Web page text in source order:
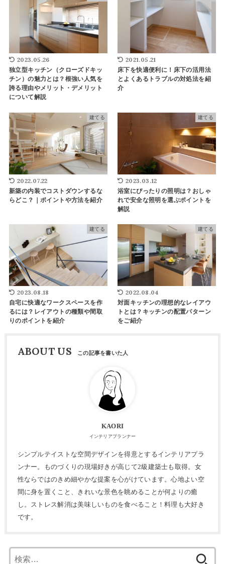
2023.05.26
独立型キッチン（クローズドキッ
チン）の魅力とは？根強い人気を
誇る理由やメリット・デメリット
について解説
2021.05.21
床下を快適便利に！床下の活用法
とよくあるトラブルの対処法を紹
介
建てる
2022.07.22
新築の内装でコストダウンするな
らどこ？｜ポイントや方法を紹介
建てる
2023.03.12
浴室にぴったりの照明は？おしゃ
れで安全な照明を選ぶポイントを
解説
建てる
2023.08.18
自宅に快適なワークスペースを作
るには？レイアウトの種類や間取
りのポイントを紹介
建てる
2022.08.04
対面キッチンの理想的なレイアウ
トとは？キッチンの配置パターン
をご紹介
ABOUT US
KAORI
インテリアプランナー
シンプルテイストな空間デザインを得意とするインテリアプラ
ンナー。ものづくりの現場好きが高じて2級建築士も取得。女
性ならではのきめ細やかな提案を心がけています。心地よい空
間に身を置くこと、きれいな景色を眺めることが何よりの癒
し。ストレス解消は美味しいものを食べること！料理も大好き
です。